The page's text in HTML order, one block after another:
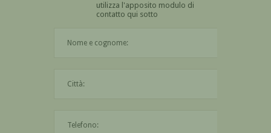
utilizza l'apposito modulo di
contatto qui sotto